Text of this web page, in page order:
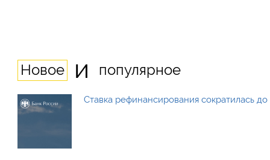
Новое и популярное
Ставка рефинансирования сократилась